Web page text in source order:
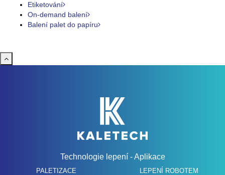
Etiketování
On-demand balení
Balení palet do papíru
Technologie lepení - Aplikace
PALETIZACE
LEPENÍ ROBOTEM